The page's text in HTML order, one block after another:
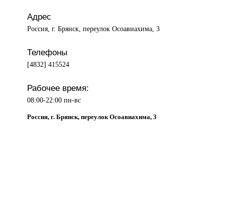
Адрес
Россия, г. Брянск, переулок Осоавиахима, 3
Телефоны
[4832] 415524
Рабочее время:
08:00-22:00 пн-вс
Россия, г. Брянск, переулок Осоавиахима, 3